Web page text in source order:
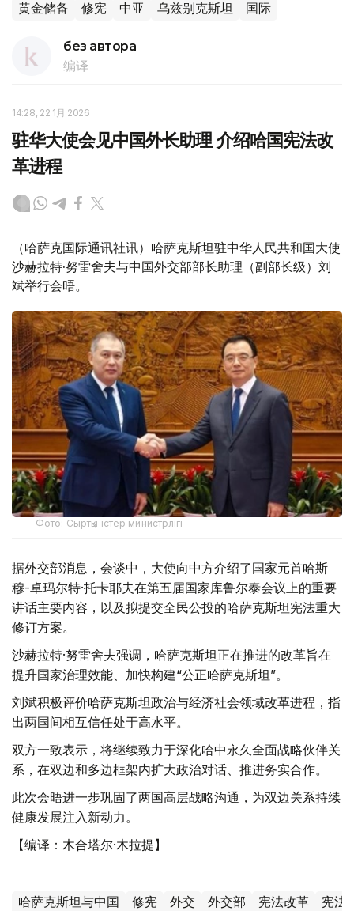
黄金储备 修宪 中亚 乌兹别克斯坦 国际
без автора
编译
14:28, 22 1月 2026
驻华大使会见中国外长助理 介绍哈国宪法改
革进程
（哈萨克国际通讯社讯）哈萨克斯坦驻中华人民共和国大使
沙赫拉特·努雷舍夫与中国外交部部长助理（副部长级）刘
斌举行会晤。
Фото: Сыртқы істер министрлігі
据外交部消息，会谈中，大使向中方介绍了国家元首哈斯
穆-卓玛尔特·托卡耶夫在第五届国家库鲁尔泰会议上的重要
讲话主要内容，以及拟提交全民公投的哈萨克斯坦宪法重大
修订方案。
沙赫拉特·努雷舍夫强调，哈萨克斯坦正在推进的改革旨在
提升国家治理效能、加快构建“公正哈萨克斯坦”。
刘斌积极评价哈萨克斯坦政治与经济社会领域改革进程，指
出两国间相互信任处于高水平。
双方一致表示，将继续致力于深化哈中永久全面战略伙伴关
系，在双边和多边框架内扩大政治对话、推进务实合作。
此次会晤进一步巩固了两国高层战略沟通，为双边关系持续
健康发展注入新动力。
【编译：木合塔尔·木拉提】
哈萨克斯坦与中国 修宪 外交 外交部 宪法改革 宪法